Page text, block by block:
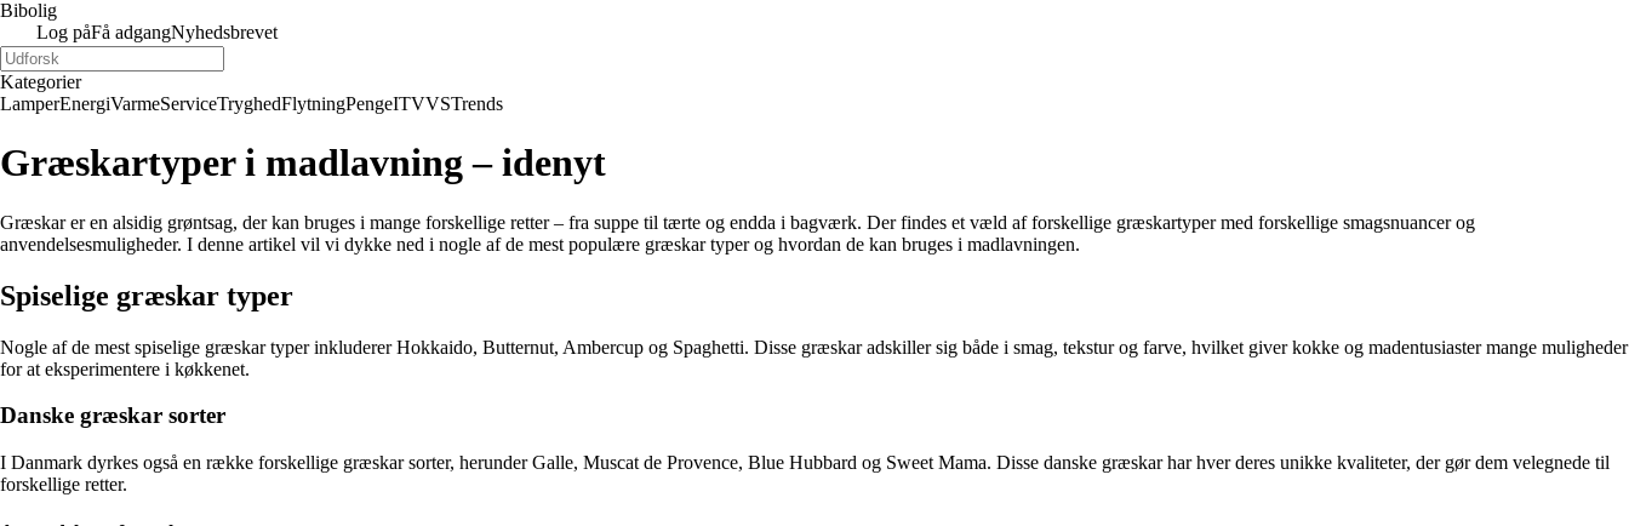
Bibolig
Log påFå adgangNyhedsbrevet
Kategorier
LamperEnergiVarmeServiceTryghedFlytningPengeITVVSTrends
Græskartyper i madlavning – idenyt
Græskar er en alsidig grøntsag, der kan bruges i mange forskellige retter – fra suppe til tærte og endda i bagværk. Der findes et væld af forskellige græskartyper med forskellige smagsnuancer og
anvendelsesmuligheder. I denne artikel vil vi dykke ned i nogle af de mest populære græskar typer og hvordan de kan bruges i madlavningen.
Spiselige græskar typer
Nogle af de mest spiselige græskar typer inkluderer Hokkaido, Butternut, Ambercup og Spaghetti. Disse græskar adskiller sig både i smag, tekstur og farve, hvilket giver kokke og madentusiaster mange muligheder
for at eksperimentere i køkkenet.
Danske græskar sorter
I Danmark dyrkes også en række forskellige græskar sorter, herunder Galle, Muscat de Provence, Blue Hubbard og Sweet Mama. Disse danske græskar har hver deres unikke kvaliteter, der gør dem velegnede til
forskellige retter.